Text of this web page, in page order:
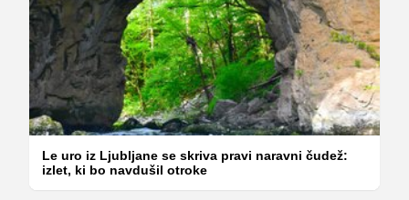
Le uro iz Ljubljane se skriva pravi naravni čudež:
izlet, ki bo navdušil otroke